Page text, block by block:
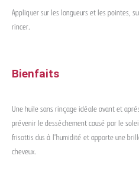
Appliquer sur les longueurs et les pointes,
rincer.
Bienfaits
Une huile sans rinçage idéale avant et
prévenir le dessèchement causé par le
frisottis dus à l’humidité et apporte une
cheveux.